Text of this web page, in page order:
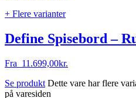
+ Flere varianter
Define Spisebord –
Fra 11.699,00kr.
Se produkt Dette vare har flere
på varesiden